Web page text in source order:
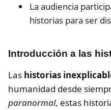
La audiencia
historias para ser
Introducción a las
Las historias
humanidad desde
paranormal, estas